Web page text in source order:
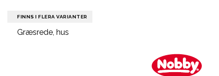
FINNS I FLERA VARIANTER
Græsrede, hus